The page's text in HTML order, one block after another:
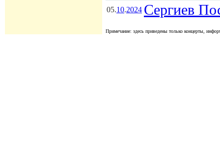
05.10.2024 Сергиев
Примечание: здесь приведены только концерты,